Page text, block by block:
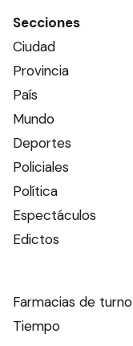
Secciones
Ciudad
Provincia
País
Mundo
Deportes
Policiales
Política
Espectáculos
Edictos
Farmacias de turno
Tiempo